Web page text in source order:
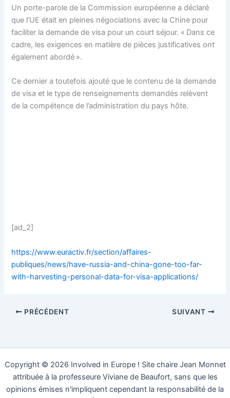
Un porte-parole de la Commission européenne a déclaré
que l’UE était en pleines négociations avec la Chine pour
faciliter la demande de visa pour un court séjour. « Dans ce
cadre, les exigences en matière de pièces justificatives ont
également abordé ».
Ce dernier a toutefois ajouté que le contenu de la demande
de visa et le type de renseignements demandés relèvent
de la compétence de l’administration du pays hôte.
[ad_2]
https://www.euractiv.fr/section/affaires-
publiques/news/have-russia-and-china-gone-too-far-
with-harvesting-personal-data-for-visa-applications/
PRÉCÉDENT SUIVANT
Copyright © 2026 Involved in Europe ! Site chaire Jean Monnet
attribuée à la professeure Viviane de Beaufort, sans que les
opinions émises n'impliquent cependant la responsabilité de la